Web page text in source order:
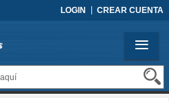
LOGIN CREAR CUENTA